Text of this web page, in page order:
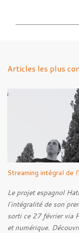
Articles les plus
Streaming intégral de
Le projet espagnol
l'intégralité de son
sorti ce 27 février via
et numérique.